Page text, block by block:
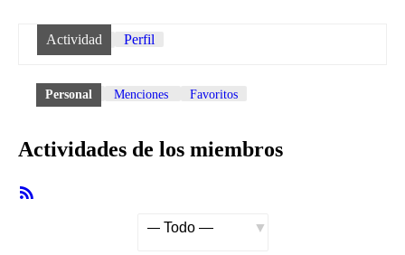
Actividad Perfil
Personal Menciones Favoritos
Actividades de los miembros